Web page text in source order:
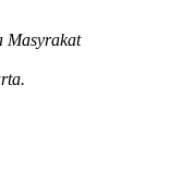
Masyrakat